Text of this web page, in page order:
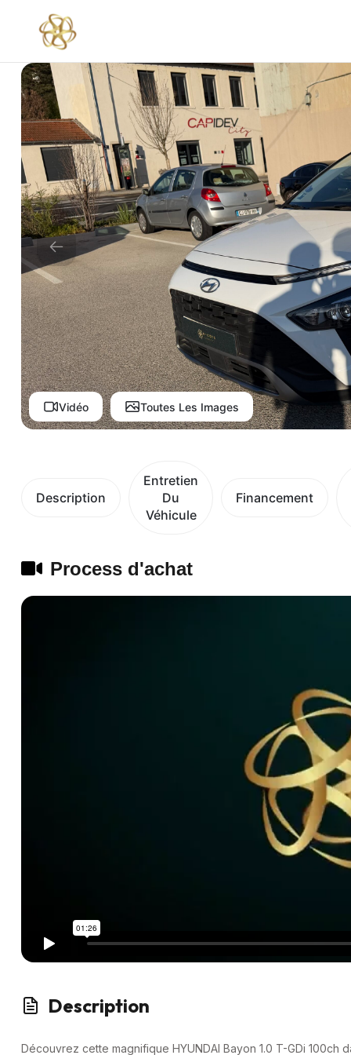
Vidéo Toutes Les Images
Description
Entretien
Du
Véhicule
Financement
Process d'achat
Description
Découvrez cette magnifique HYUNDAI Bayon 1.0 T-GDi 100ch